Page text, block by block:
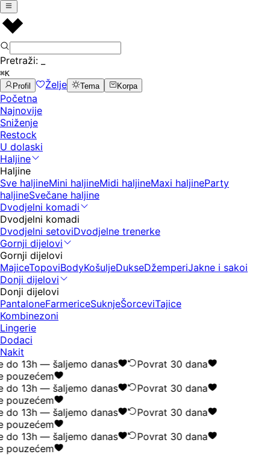
Pretraži:
⌘K
Profil
Želje Tema Korpa
Početna
Najnovije
Sniženje
Restock
U dolaski
Haljine
Haljine
Sve haljineMini haljineMidi haljineMaxi haljineParty
haljineSvečane haljine
Dvodjelni komadi
Dvodjelni komadi
Dvodjelni setoviDvodjelne trenerke
Gornji dijelovi
Gornji dijelovi
MajiceTopoviBodyKošuljeDukseDžemperiJakne i sakoi
Donji dijelovi
Donji dijelovi
PantaloneFarmericeSuknjeŠorceviTajice
Kombinezoni
Lingerie
Dodaci
Nakit
do 13h — šaljemo danas
Povrat 30 dana
pouzećem
do 13h — šaljemo danas
Povrat 30 dana
pouzećem
do 13h — šaljemo danas
Povrat 30 dana
pouzećem
do 13h — šaljemo danas
Povrat 30 dana
pouzećem